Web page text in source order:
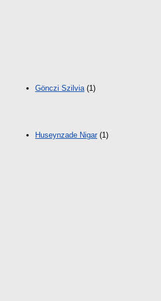
Gönczi Szilvia (1)
Huseynzade Nigar(1)